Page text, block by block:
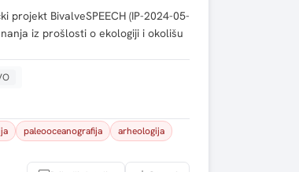
BivalveSPEECH (IP-2024-05-
iz prošlosti o ekologiji i okolišu
paleooceanografija
arheologija